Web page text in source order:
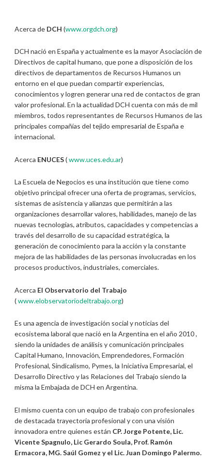
Acerca de DCH (www.orgdch.org)
DCH nació en España y actualmente es la mayor Asociación de
Directivos de capital humano, que pone a disposición de los
directivos de departamentos de Recursos Humanos un
entorno en el que puedan compartir experiencias,
conocimientos y logren generar una red de contactos de gran
valor profesional. En la actualidad DCH cuenta con más de mil
miembros, todos representantes de Recursos Humanos de las
principales compañías del tejido empresarial de España e
internacional.
Acerca ENUCES(www.uces.edu.ar)
La Escuela de Negocios es una institución que tiene como
objetivo principal ofrecer una oferta de programas, servicios,
sistemas de asistencia y alianzas que permitirán a las
organizaciones desarrollar valores, habilidades, manejo de las
nuevas tecnologías, atributos, capacidades y competencias a
través del desarrollo de su capacidad estratégica, la
generación de conocimiento para la acción y la constante
mejora de las habilidades de las personas involucradas en los
procesos productivos, industriales, comerciales.
Acerca El Observatorio del Trabajo
(www.elobservatoriodeltrabajo.org)
Es una agencia de investigación social y noticias del
ecosistema laboral que nació en la Argentina en el año 2010 ,
siendo la unidades de análisis y comunicación principales
Capital Humano, Innovación, Emprendedores, Formación
Profesional, Sindicalismo, Pymes, la Iniciativa Empresarial, el
Desarrollo Directivo y las Relaciones del Trabajo siendo la
misma la Embajada de DCH en Argentina.
El mismo cuenta con un equipo de trabajo con profesionales
de destacada trayectoria profesional y con una visión
innovadora entre quienes están CP. Jorge Potente, Lic.
Vicente Spagnulo, Lic Gerardo Soula, Prof. Ramón
Ermacora, MG. Saúl Gomez y el Lic. Juan Domingo Palermo.